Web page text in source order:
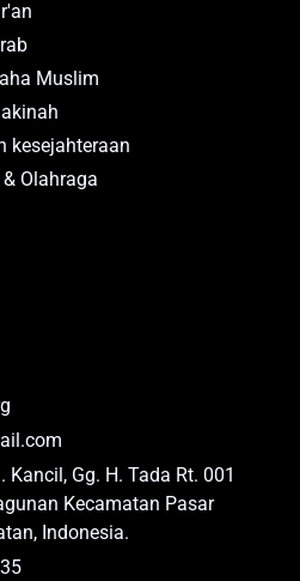
Muslim
kesejahteraan
Olahraga
Kancil, Gg. H. Tada Rt. 001
Kecamatan Pasar
Indonesia.